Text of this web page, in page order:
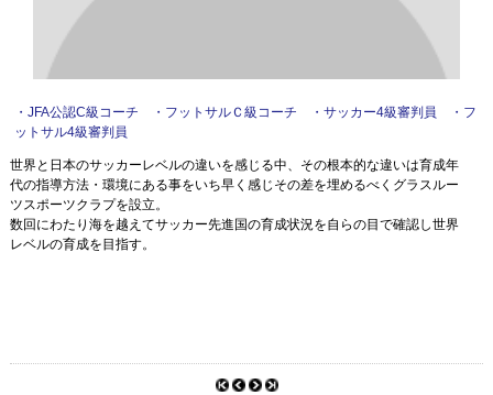
・JFA公認C級コーチ ・フットサルＣ級コーチ ・サッカー4級審判員 ・フ
ットサル4級審判員
世界と日本のサッカーレベルの違いを感じる中、その根本的な違いは育成年
代の指導方法・環境にある事をいち早く感じその差を埋めるべくグラスルー
ツスポーツクラプを設立。
数回にわたり海を越えてサッカー先進国の育成状況を自らの目で確認し世界
レベルの育成を目指す。